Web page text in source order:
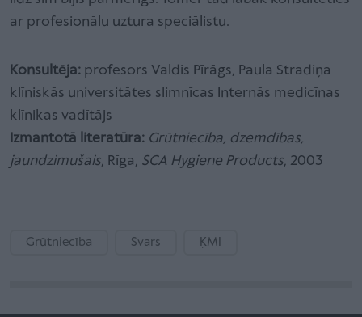
ar profesionālu uztura speciālistu.
Konsultēja: profesors Valdis Pīrāgs, Paula Stradiņa
klīniskās universitātes slimnīcas Internās medicīnas
klīnikas vadītājs
Izmantotā literatūra: Grūtniecība, dzemdības,
jaundzimušais, Rīga, SCA Hygiene Products, 2003
Grūtniecība Svars ĶMI